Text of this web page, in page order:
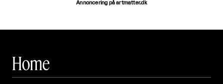
Annoncering på artmatter.dk
Home